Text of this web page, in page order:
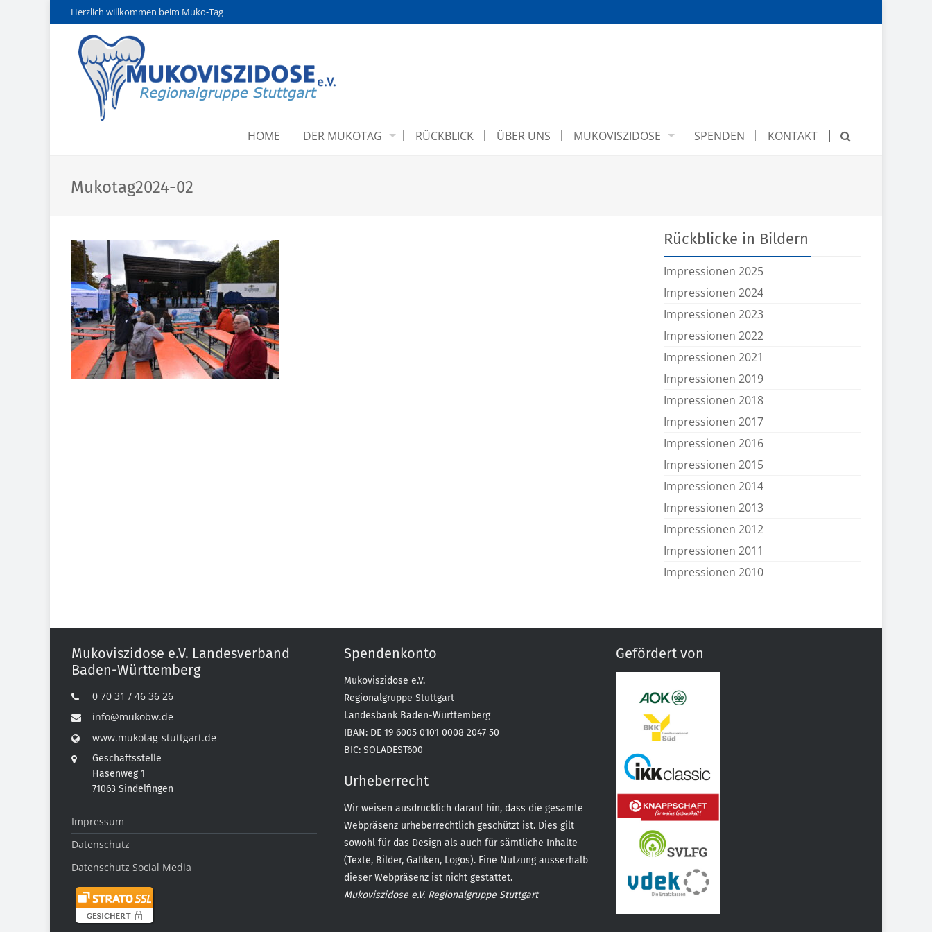
Herzlich willkommen beim Muko-Tag
HOME DER MUKOTAG RÜCKBLICK ÜBER UNS MUKOVISZIDOSE SPENDEN KONTAKT
Mukotag2024-02
Rückblicke in Bildern
Impressionen 2025
Impressionen 2024
Impressionen 2023
Impressionen 2022
Impressionen 2021
Impressionen 2019
Impressionen 2018
Impressionen 2017
Impressionen 2016
Impressionen 2015
Impressionen 2014
Impressionen 2013
Impressionen 2012
Impressionen 2011
Impressionen 2010
Mukoviszidose e.V. Landesverband
Baden-Württemberg
0 70 31 / 46 36 26
info@mukobw.de
www.mukotag-stuttgart.de
Geschäftsstelle
Hasenweg 1
71063 Sindelfingen
Impressum
Datenschutz
Datenschutz Social Media
Spendenkonto
Mukoviszidose e.V.
Regionalgruppe Stuttgart
Landesbank Baden-Württemberg
IBAN: DE 19 6005 0101 0008 2047 50
BIC: SOLADEST600
Urheberrecht
Wir weisen ausdrücklich darauf hin, dass die gesamte
Webpräsenz urheberrechtlich geschützt ist. Dies gilt
sowohl für das Design als auch für sämtliche Inhalte
(Texte, Bilder, Gafiken, Logos). Eine Nutzung ausserhalb
dieser Webpräsenz ist nicht gestattet.
Mukoviszidose e.V. Regionalgruppe Stuttgart
Gefördert von